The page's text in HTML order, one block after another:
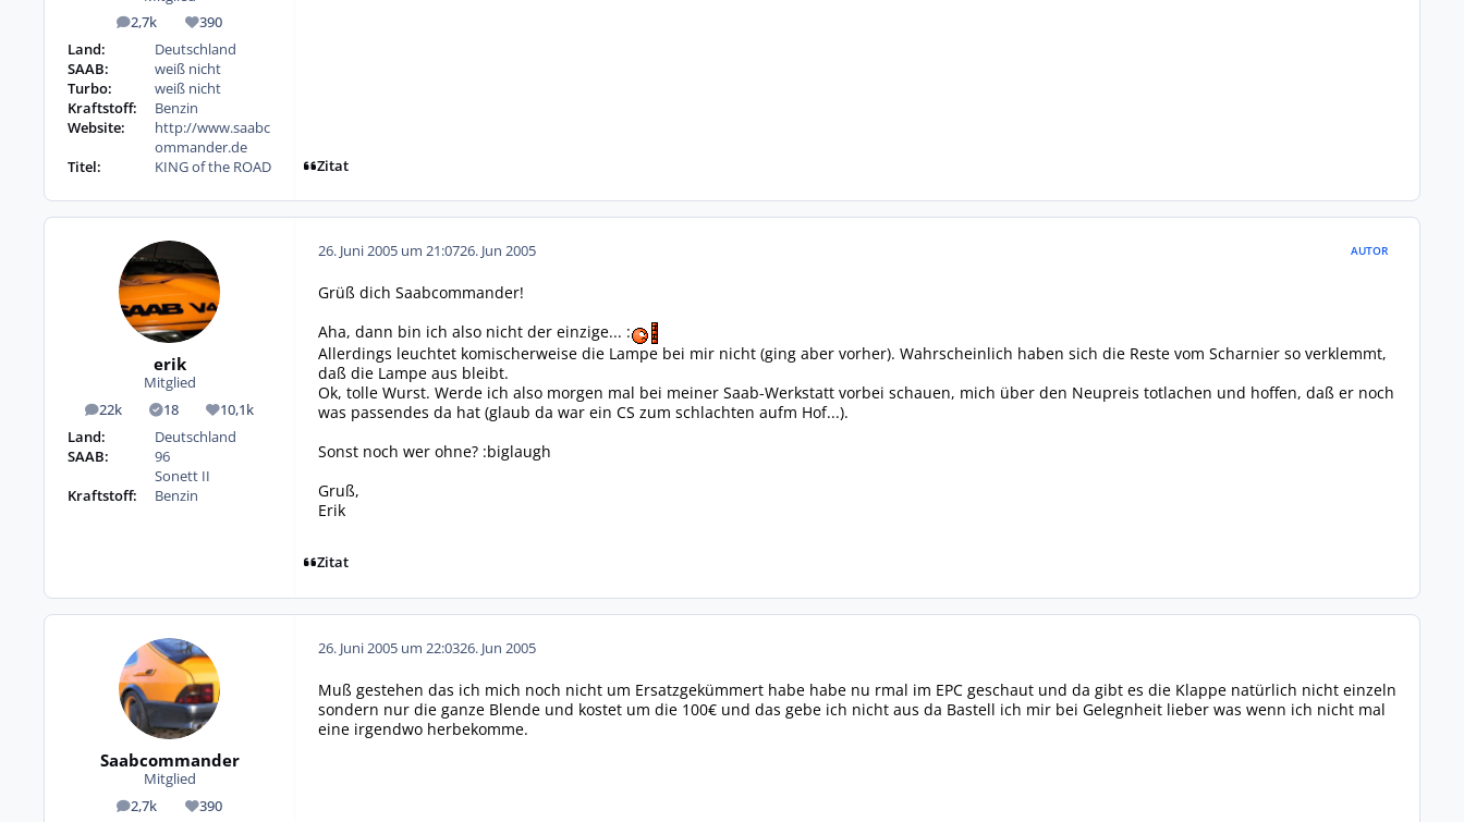
2,7k
Beiträge 390
Reputation
Land:
Deutschland
SAAB:
weiß nicht
Turbo:
weiß nicht
Kraftstoff:
Benzin
Website:
http://www.saabc
ommander.de
Titel:
KING of the ROAD Zitat
erik
Mitglied
22k
Beiträge 18
Lösungen10,1k
Reputation
Land:
Deutschland
SAAB:
96
Sonett II
Kraftstoff:
Benzin
26. Juni 2005 um 21:0726. Jun 2005 AUTOR
Grüß dich Saabcommander!
Aha, dann bin ich also nicht der einzige... :
Allerdings leuchtet komischerweise die Lampe bei mir nicht (ging aber vorher). Wahrscheinlich haben sich die Reste vom Scharnier so verklemmt,
daß die Lampe aus bleibt.
Ok, tolle Wurst. Werde ich also morgen mal bei meiner Saab-Werkstatt vorbei schauen, mich über den Neupreis totlachen und hoffen, daß er noch
was passendes da hat (glaub da war ein CS zum schlachten aufm Hof...).
Sonst noch wer ohne? :biglaugh
Gruß,
Erik
Zitat
Saabcommander
Mitglied
2,7k
Beiträge 390
Reputation
26. Juni 2005 um 22:0326. Jun 2005
Muß gestehen das ich mich noch nicht um Ersatzgekümmert habe habe nu rmal im EPC geschaut und da gibt es die Klappe natürlich nicht einzeln
sondern nur die ganze Blende und kostet um die 100€ und das gebe ich nicht aus da Bastell ich mir bei Gelegnheit lieber was wenn ich nicht mal
eine irgendwo herbekomme.